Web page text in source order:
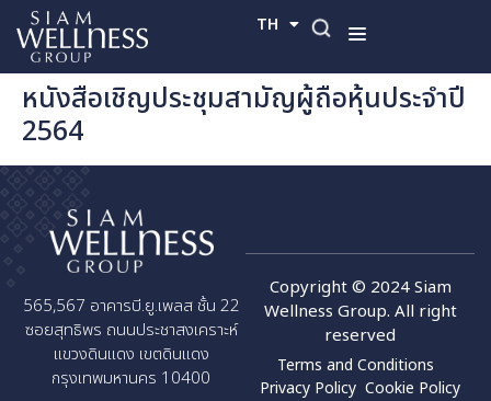
TH
EN
หนังสือเชิญประชุมสามัญผู้ถือหุ้นประจำปี
2564
565,567 อาคารบี.ยู.เพลส ชั้น 22
ซอยสุทธิพร ถนนประชาสงเคราะห์
แขวงดินแดง เขตดินแดง
กรุงเทพมหานคร 10400
Copyright © 2024 Siam
Wellness Group. All right
reserved
Terms and Conditions
Privacy Policy Cookie Policy